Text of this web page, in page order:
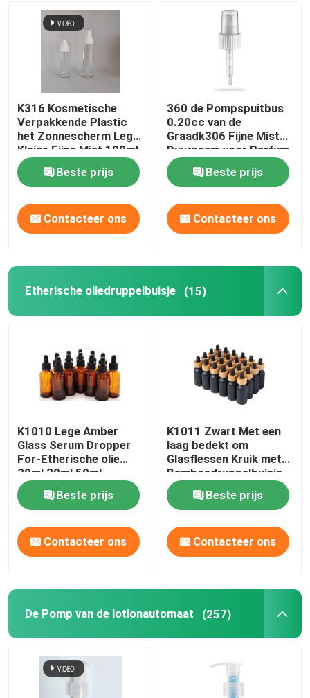
K316 Kosmetische
Verpakkende Plastic
het Zonnescherm Lege
Kleine Fijne Mist 100ml
125ml van
Huisdierenflessen
Beste prijs
Contacteer ons
360 de Pompspuitbus
0.20cc van de
Graadk306 Fijne Mist
Duurzaam voor Parfum
Beste prijs
Contacteer ons
Etherische oliedruppelbuisje (15)
K1010 Lege Amber
Glass Serum Dropper
For-Etherische olie
20ml 30ml 50ml
Beste prijs
Contacteer ons
K1011 Zwart Met een
laag bedekt om
Glasflessen Kruik met
Bamboedruppelbuisje
GLB
Beste prijs
Contacteer ons
De Pomp van de lotionautomaat (257)